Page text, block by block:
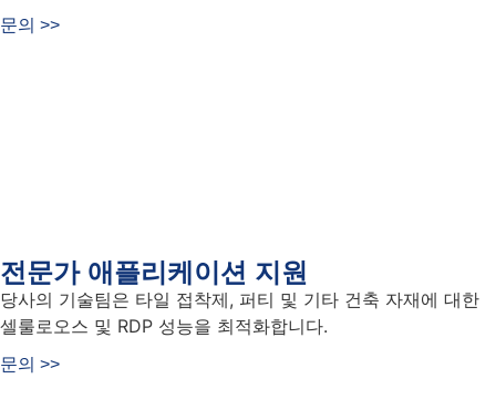
문의 >>
전문가 애플리케이션 지원
당사의 기술팀은 타일 접착제, 퍼티 및 기타 건축 자재에 대한
셀룰로오스 및 RDP 성능을 최적화합니다.
문의 >>